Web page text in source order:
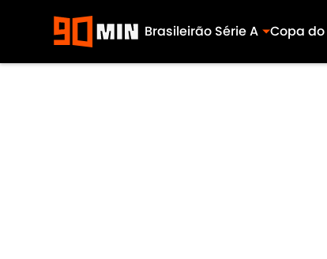
Brasileirão Série A Copa